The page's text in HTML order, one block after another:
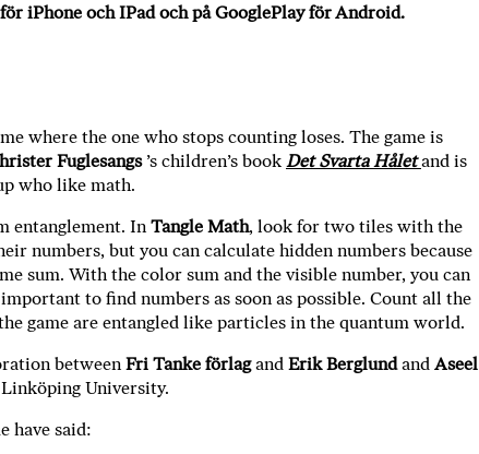
o
T
a
k
e
för iPhone och IPad och påGooglePlayför Android.
where the one who stops counting loses. The game is
Fuglesangs ’s children’s book Det Svarta Hålet and is
who like math.
entanglement. In Tangle Math, look for two tiles with the
numbers, but you can calculate hidden numbers because
sum. With the color sum and the visible number, you can
to find numbers as soon as possible. Count all the
game are entangled like particles in the quantum world.
between Fri Tanke förlagand Erik Berglundand Aseel
University.
have said: